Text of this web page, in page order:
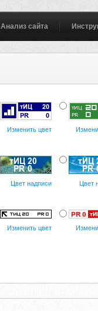
Анализ сайта
Изменить цвет
Цвет надписи Цвет
Изменить цвет